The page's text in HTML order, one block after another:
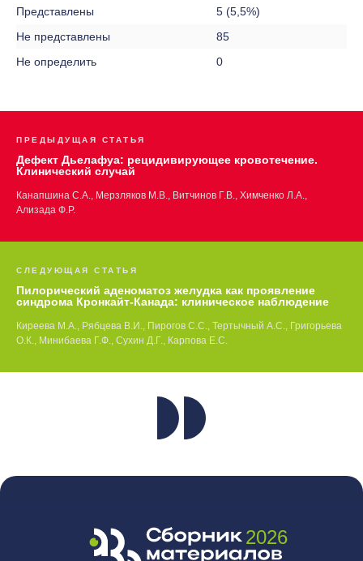
Представлены
5 (5,5%)
Не представлены
85
Не определить
0
ПРЕДЫДУЩАЯ СТАТЬЯ
Дефект Дьелафуа: рецидивирующее кровотечение.
Клинический случай
Канапшина С.А., Мерзляков М.В., Витчинов Г.В., Химченко Л.А.,
Ализада Ф.Р.
СЛЕДУЮЩАЯ СТАТЬЯ
Пилорический аденоматоз желудка как проявление
синдрома Кронкайт-Канада: клиническое наблюдение
Киреева М.А., Рябцева В.И., Пирогов С.С., Тертычный А.С., Григорьева
О.К., Минибаева Г.Ф., Сухин Д.Г., Карпова Е.С.
2026